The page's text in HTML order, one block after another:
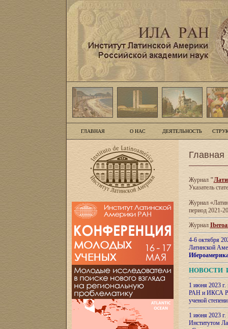
ГЛАВНАЯ О НАС ДЕЯТЕЛЬНОСТЬ
Главная
Журнал"
Указатель
Журнал
период 2021-
Журнал
4-6 октября
Латинской
НОВОСТИ
1 июня 2023
РАН и ИКСА
ученой
1 июня 2023
Институтом